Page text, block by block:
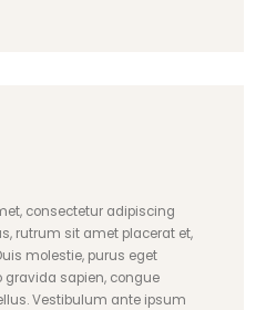
consectetur adipiscing
rutrum sit amet placerat et,
molestie, purus eget
gravida sapien, congue
Vestibulum ante ipsum